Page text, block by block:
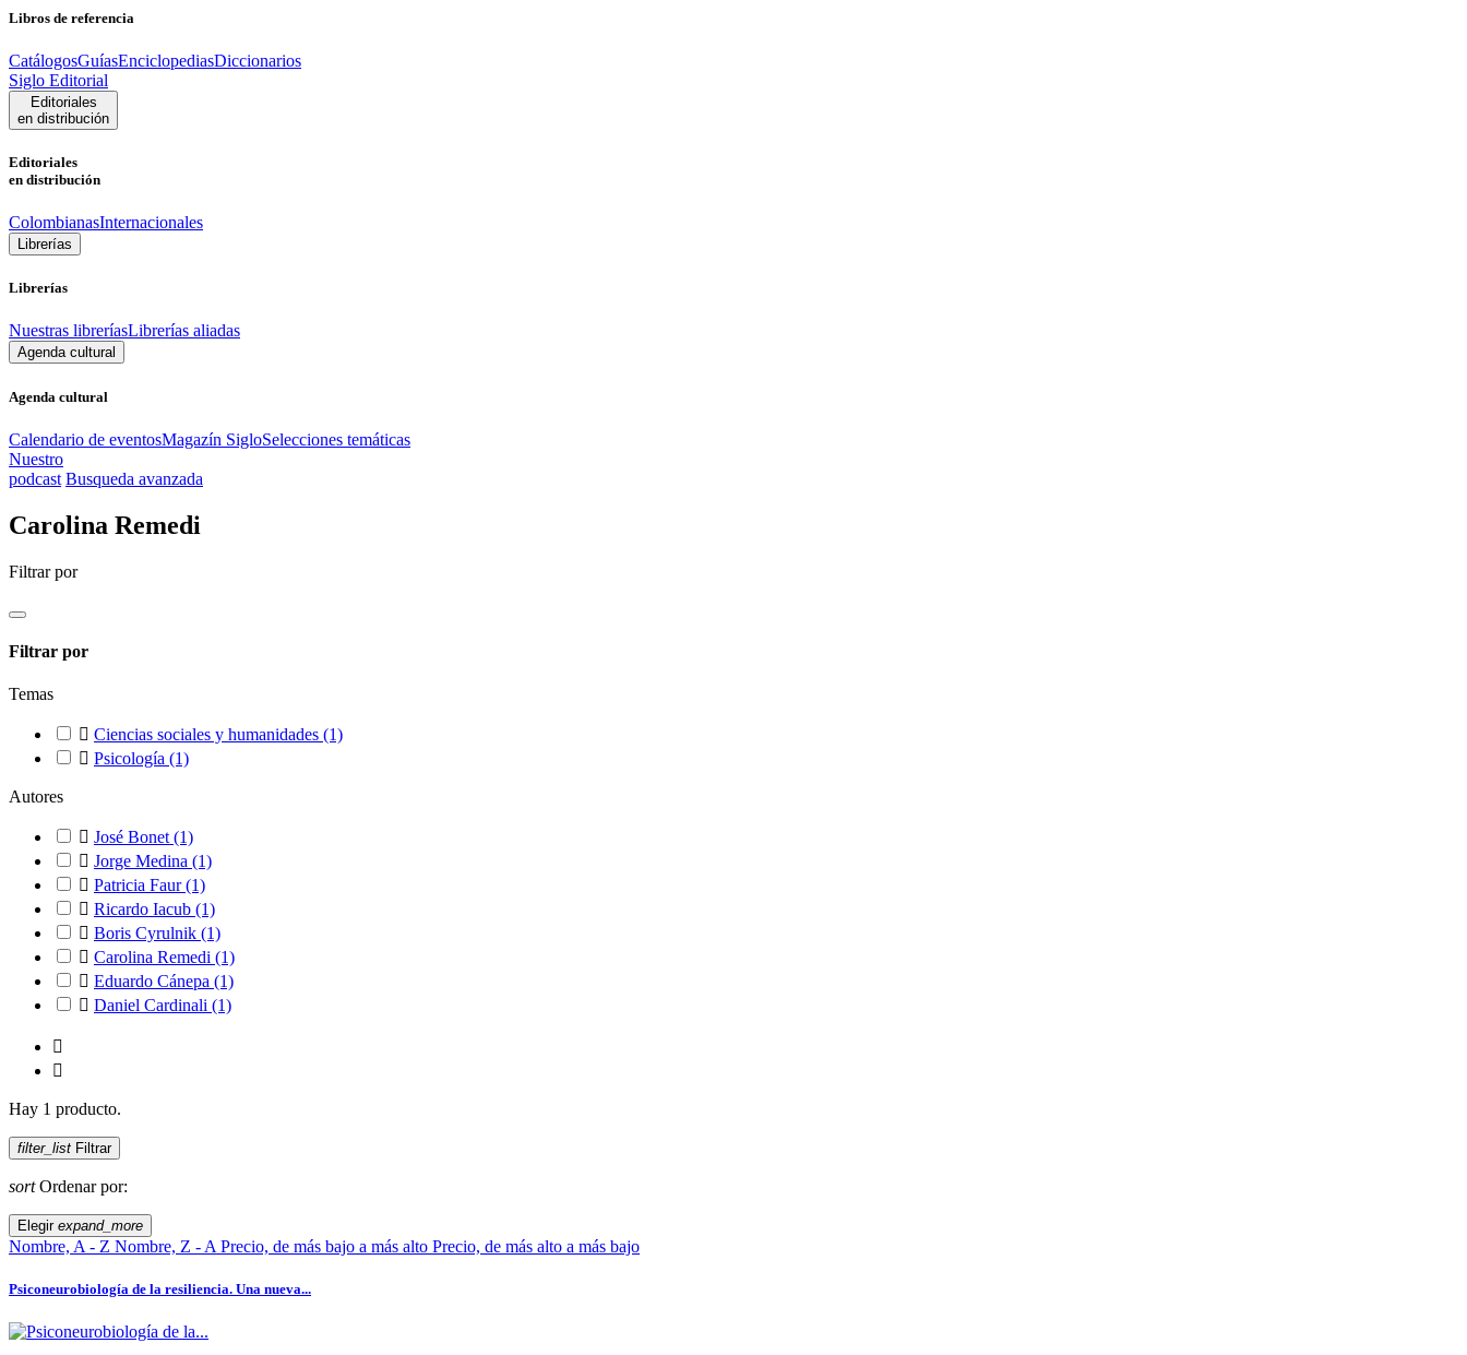
Libros de referencia
CatálogosGuíasEnciclopediasDiccionarios
Siglo Editorial
Editoriales
en distribución
Editoriales
en distribución
ColombianasInternacionales
Librerías
Librerías
Nuestras libreríasLibrerías aliadas
Agenda cultural
Agenda cultural
Calendario de eventosMagazín SigloSelecciones temáticas
Nuestro
podcast Busqueda avanzada
Carolina Remedi
Filtrar por
Filtrar por
Temas
 Ciencias sociales y humanidades (1)
 Psicología (1)
Autores
 José Bonet (1)
 Jorge Medina (1)
 Patricia Faur(1)
 Ricardo Iacub (1)
 Boris Cyrulnik (1)
 Carolina Remedi (1)
 Eduardo Cánepa (1)
 Daniel Cardinali (1)


Hay 1 producto.
filter_list Filtrar
sort Ordenar por:
Elegir expand_more
Nombre, A - Z Nombre, Z - A Precio, de más bajo a más alto Precio, de más alto a más bajo
Psiconeurobiología de la resiliencia. Una nueva...